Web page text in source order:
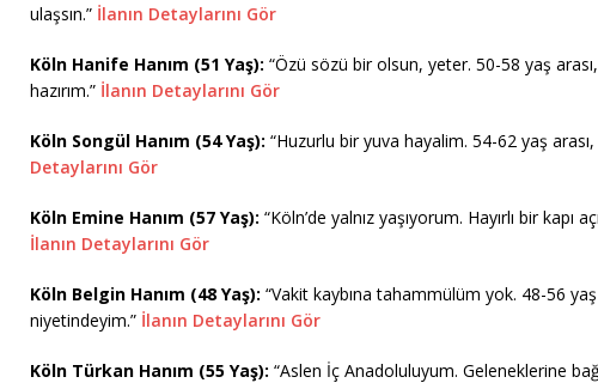
ulaşsın.” İlanın Detaylarını Gör
Köln Hanife Hanım (51 Yaş): “Özü sözü bir olsun, yeter. 50-58 yaş
hazırım.” İlanın Detaylarını Gör
Köln Songül Hanım (54 Yaş): “Huzurlu bir yuva hayalim. 54-62 yaş
Detaylarını Gör
Köln Emine Hanım (57 Yaş): “Köln’de yalnız yaşıyorum. Hayırlı bir kapı
İlanın Detaylarını Gör
Köln Belgin Hanım (48 Yaş): “Vakit kaybına tahammülüm yok. 48-56
niyetindeyim.” İlanın Detaylarını Gör
Köln Türkan Hanım (55 Yaş): “Aslen İç Anadoluluyum. Geleneklerine